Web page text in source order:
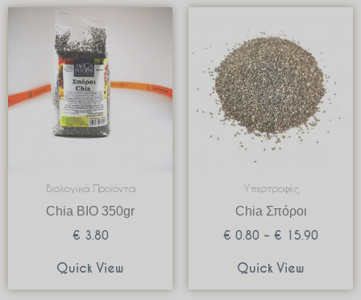
Βιολογικά Προϊόντα
Chia BIO 350gr
€ 3.80
Quick View
Υπερτροφές
Chia Σπόροι
€ 0.80 – € 15.90
through
€ 15.90
Quick View